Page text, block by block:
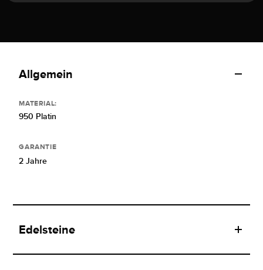
Allgemein
MATERIAL:
950 Platin
GARANTIE
2 Jahre
Edelsteine